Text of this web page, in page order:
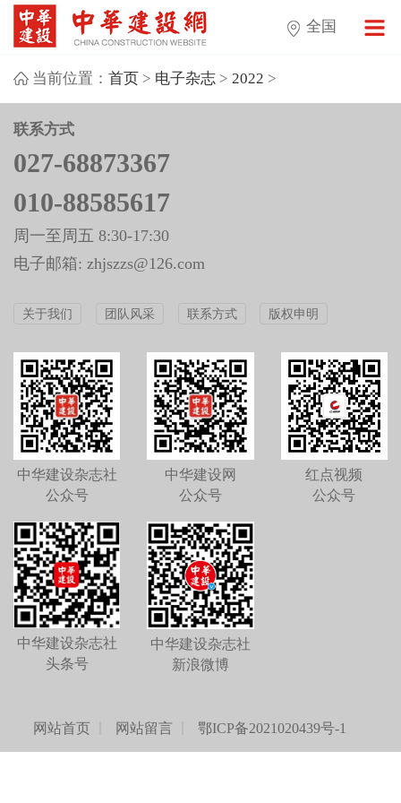
全国
当前位置： 首页> 电子杂志> 2022 >
联系方式
027-68873367
010-88585617
周一至周五 8:30-17:30
电子邮箱: zhjszzs@126.com
关于我们 团队风采 联系方式 版权申明
中华建设杂志社
公众号
中华建设网
公众号
红点视频
公众号
中华建设杂志社
头条号
中华建设杂志社
新浪微博
网站首页 网站留言 鄂ICP备2021020439号-1